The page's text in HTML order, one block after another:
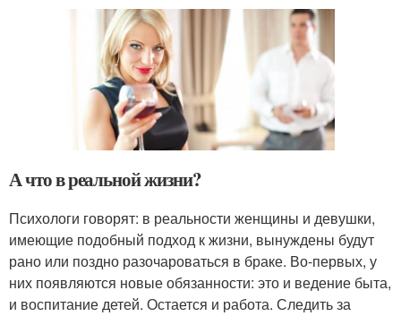
А что в реальной жизни?
Психологи говорят: в реальности женщины и девушки,
имеющие подобный подход к жизни, вынуждены будут
рано или поздно разочароваться в браке. Во-первых, у
них появляются новые обязанности: это и ведение быта,
и воспитание детей. Остается и работа. Следить за